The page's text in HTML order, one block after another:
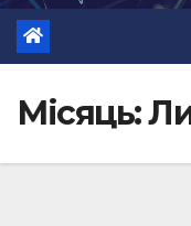
Місяць: